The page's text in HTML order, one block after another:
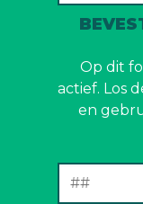
Op dit
actief. Los
en